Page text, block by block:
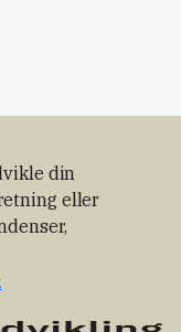
din
eller